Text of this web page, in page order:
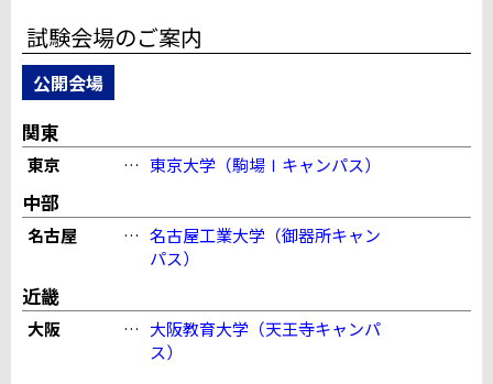
試験会場のご案内
公開会場
関東
東京 … 東京大学（駒場Ⅰキャンパス）
中部
名古屋 … 名古屋工業大学（御器所キャン
パス）
近畿
大阪 … 大阪教育大学（天王寺キャンパ
ス）